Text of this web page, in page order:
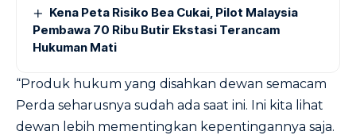
Kena Peta Risiko Bea Cukai, Pilot Malaysia
Pembawa 70 Ribu Butir Ekstasi Terancam
Hukuman Mati
“Produk hukum yang disahkan dewan semacam
Perda seharusnya sudah ada saat ini. Ini kita lihat
dewan lebih mementingkan kepentingannya saja.